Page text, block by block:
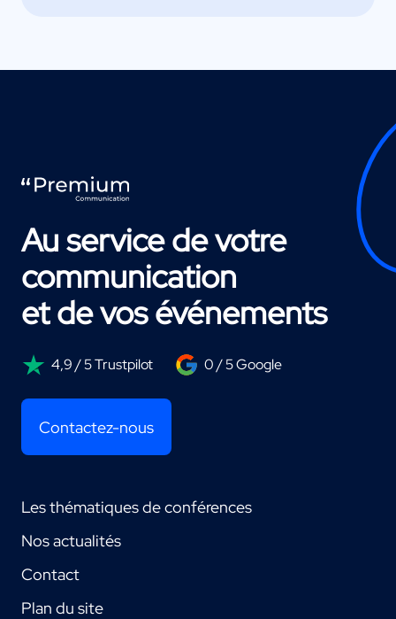
Au service de votre
communication
et de vos événements
4,9 / 5 Trustpilot 0 / 5 Google
Contactez-nous
Les thématiques de conférences
Nos actualités
Contact
Plan du site